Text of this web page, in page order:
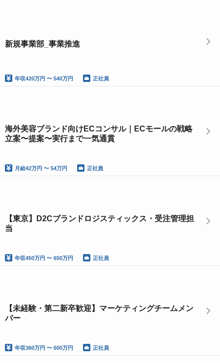
新規事業部_事業推進
年収420万円 〜 540万円 正社員
海外美容ブランド向けECコンサル｜ECモールの戦略
立案〜提案〜実行まで一気通貫
月給42万円 〜 54万円 正社員
【東京】D2Cブランドロジスティックス・受注管理担
当
年収450万円 〜 650万円 正社員
【未経験・第二新卒歓迎】マーケティングチームメン
バー
年収360万円 〜 600万円 正社員